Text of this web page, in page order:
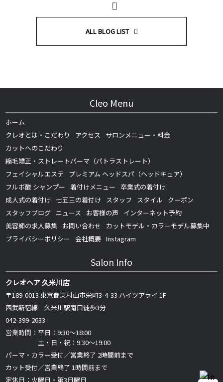
ALL BLOG LIST
Cleo Menu
ホーム
クレオとは・こだわり
アクセス
サロンメニュー・料金
カットへのこだわり
縮毛矯正・ストレートパーマ（パトラストレート）
フェイシャルエステ
プレミアム ヘッドスパ（ヘッドキュア）
フルボ酸 シャンプー 着付けメニュー 卒業式の着付け
成人式の着付け 七五三の着付け スタッフ スタイル
クーポン
スタッフブログ ニュース お客様の声
インターネット予約
美容師の求人募集 お問い合わせ
カットモデル・カラーモデル募集中
プライバシーポリシー 会社概要 Instagram
Salon Info
クレオヘア 久米川店
〒189-0013 東京都東村山市栄町3-4-33 ハイツアライ 1F
西武新宿線 久米川駅南口徒歩3分
042-399-2633
営業時間：平日：9:30～18:00
土・日・祝：9:30～19:00
パーマ・カラー受付／営業終了 2時間前まで
カット受付／営業終了 1時間前まで
定休日：火曜日・第3日曜日